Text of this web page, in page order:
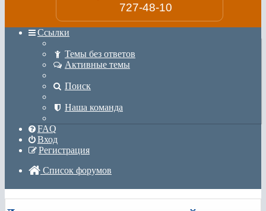
727-48-10
Ссылки
Темы без ответов
Активные темы
Поиск
Наша команда
FAQ
Вход
Регистрация
Список форумов